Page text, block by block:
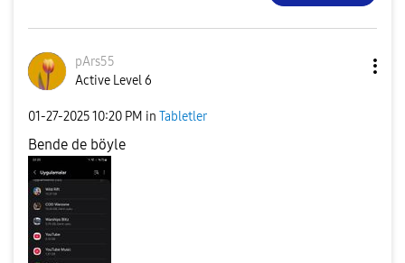
pArs55
Active Level 6
‎01-27-202510:20 PM in Tabletler
Bende de böyle